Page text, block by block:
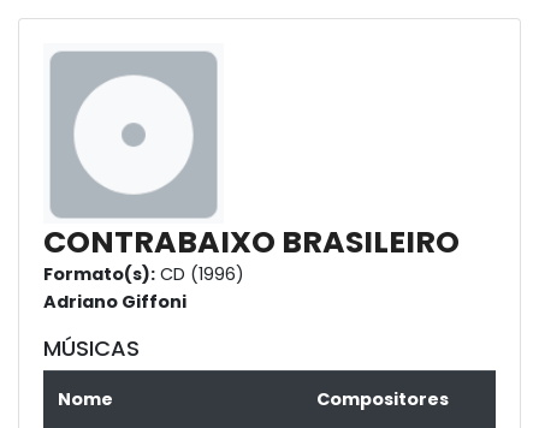
CONTRABAIXO BRASILEIRO
Formato(s): CD (1996)
Adriano Giffoni
MÚSICAS
Nome Compositores